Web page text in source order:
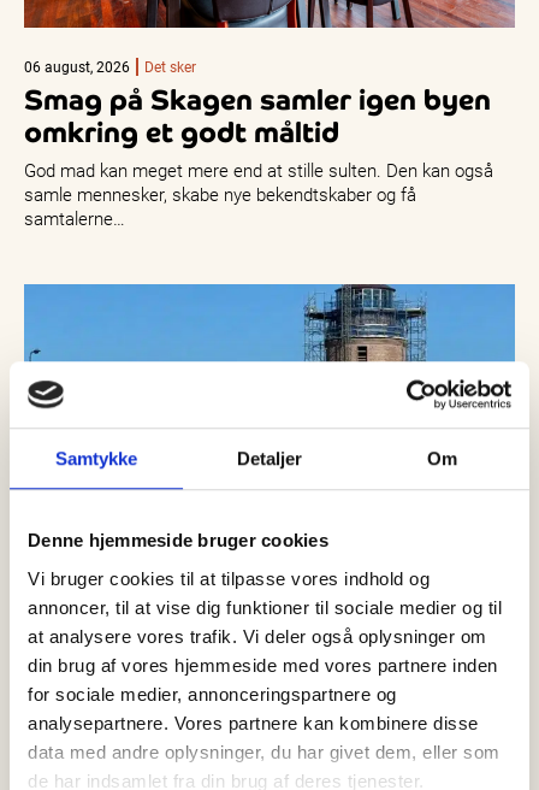
Samtykke Detaljer Om
Denne hjemmeside bruger cookies
Vi bruger cookies til at tilpasse vores indhold og
annoncer, til at vise dig funktioner til sociale medier og til
at analysere vores trafik. Vi deler også oplysninger om
din brug af vores hjemmeside med vores partnere inden
for sociale medier, annonceringspartnere og
analysepartnere. Vores partnere kan kombinere disse
data med andre oplysninger, du har givet dem, eller som
de har indsamlet fra din brug af deres tjenester.
06 august, 2026 Det sker
Smag på Skagen samler igen byen
omkring et godt måltid
God mad kan meget mere end at stille sulten. Den kan også
samle mennesker, skabe nye bekendtskaber og få
samtalerne…
06 august, 2026 Det sker
Skagen Fiskerestaurant inviterer til
Svin & Grin
Hvad sker der, når hele Danmarks nationalret kombineres med